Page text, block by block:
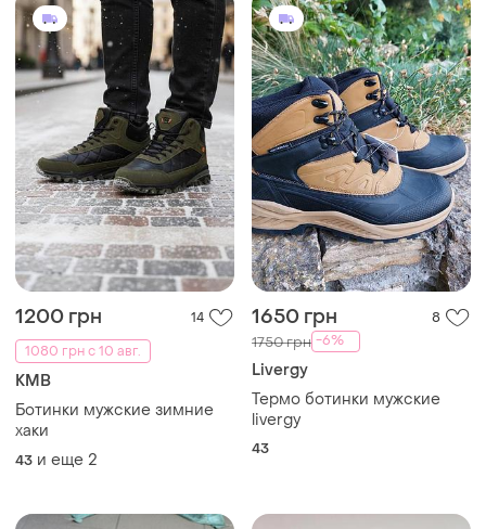
1200 грн
14
1080 грн с 10 авг.
KMB
Ботинки мужские зимние
хаки
43 и еще 2
1650 грн 8
1750 грн -6%
Livergy
Термо ботинки мужские
livergy
43